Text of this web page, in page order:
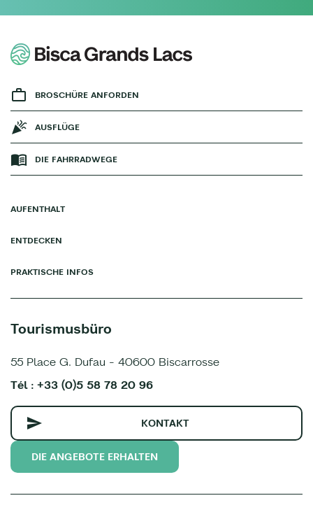
BROSCHÜRE ANFORDEN
AUSFLÜGE
DIE FAHRRADWEGE
AUFENTHALT
ENTDECKEN
PRAKTISCHE INFOS
Tourismusbüro
55 Place G. Dufau - 40600 Biscarrosse
Tél : +33 (0)5 58 78 20 96
KONTAKT
DIE ANGEBOTE ERHALTEN